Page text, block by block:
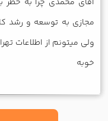
مجازی به توسعه و رشد
ولی میتونم از اطلاعات
خوبه